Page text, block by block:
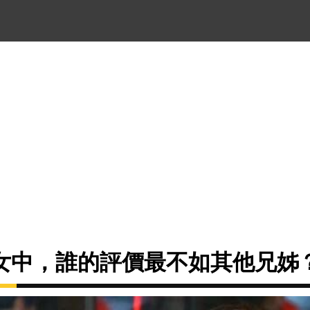
中，誰的評價最不如其他兄姊